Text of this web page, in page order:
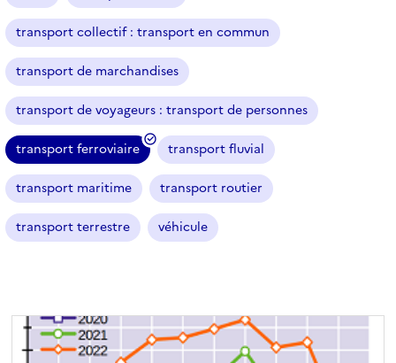
i
c
e
s
transport collectif : transport en commun
transport de marchandises
transport de voyageurs : transport de personnes
transport ferroviaire
(
f
i
l
t
é
l
transport fluvial
transport maritime transport routier
transport terrestre véhicule